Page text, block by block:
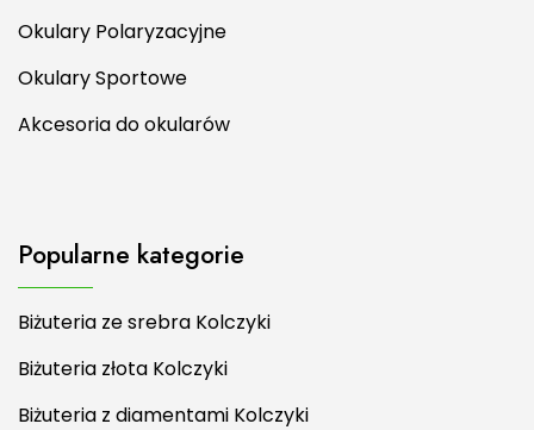
Okulary Polaryzacyjne
Okulary Sportowe
Akcesoria do okularów
Popularne kategorie
Biżuteria ze srebra Kolczyki
Biżuteria złota Kolczyki
Biżuteria z diamentami Kolczyki